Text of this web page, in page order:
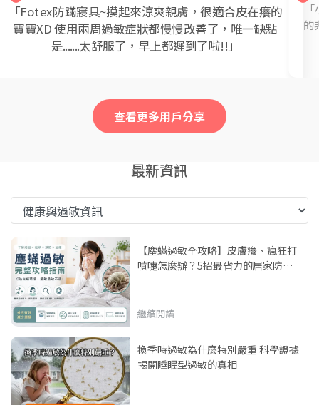
「Fotex防蹣寢具~摸起來涼爽親膚，很適合皮在癢的
寶寶XD 使用兩周過敏症狀都慢慢改善了，唯一缺點
是.......太舒服了，早上都遲到了啦!!」
的
查看更多用戶分享
最新資訊
【塵蟎過敏全攻略】皮膚癢、瘋狂打
噴嚏怎麼辦？5招最省力的居家防蟎
繼續閱讀
換季時過敏為什麼特別嚴重 科學證據
揭開睡眠型過敏的真相